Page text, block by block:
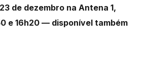
de dezembro na Antena 1,
e 16h20 — disponível também